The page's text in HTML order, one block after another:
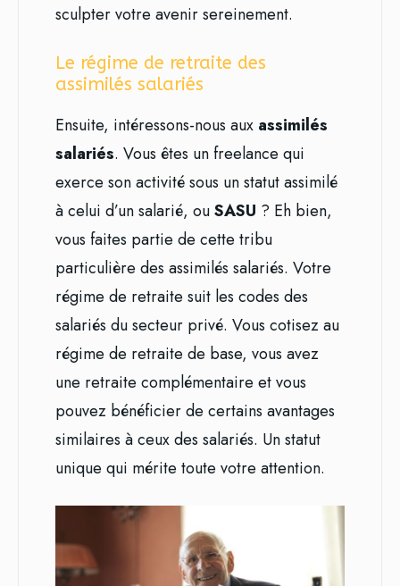
sculpter votre avenir sereinement.
Le régime de retraite des
assimilés salariés
Ensuite, intéressons-nous aux assimilés
salariés. Vous êtes un freelance qui
exerce son activité sous un statut assimilé
à celui d’un salarié, ouSASU ? Eh bien,
vous faites partie de cette tribu
particulière des assimilés salariés. Votre
régime de retraite suit les codes des
salariés du secteur privé. Vous cotisez au
régime de retraite de base, vous avez
une retraite complémentaire et vous
pouvez bénéficier de certains avantages
similaires à ceux des salariés. Un statut
unique qui mérite toute votre attention.